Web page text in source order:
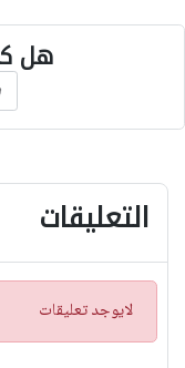
هل
التعليقات
ت
ن
لايوجد تعليقات